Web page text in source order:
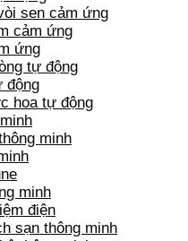
sen cảm ứng
cảm ứng
ứng
tự động
động
hoa tự động
minh
minh
điện
sạn thông minh